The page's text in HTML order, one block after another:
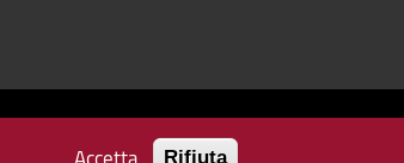
Rifiuta